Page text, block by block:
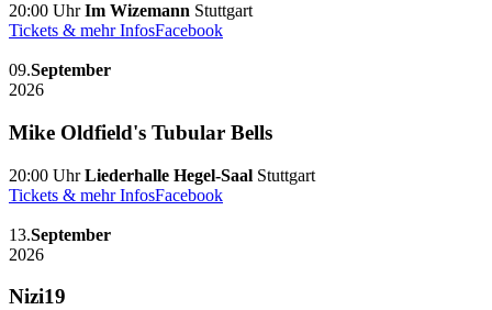
20:00 UhrIm Wizemann Stuttgart
Tickets & mehr InfosFacebook
09.September
2026
Mike Oldfield's Tubular Bells
20:00 UhrLiederhalle Hegel-Saal Stuttgart
Tickets & mehr InfosFacebook
13.September
2026
Nizi19